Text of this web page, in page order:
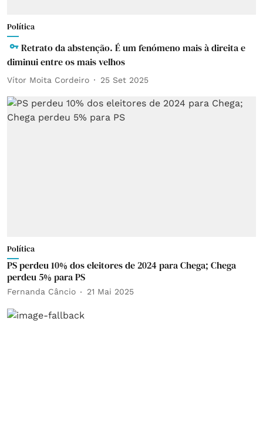
Política
Retrato da abstenção. É um fenómeno mais à direita e
diminui entre os mais velhos
Vítor Moita Cordeiro 25 Set 2025
Política
PS perdeu 10% dos eleitores de 2024 para Chega; Chega
perdeu 5% para PS
Fernanda Câncio 21 Mai 2025